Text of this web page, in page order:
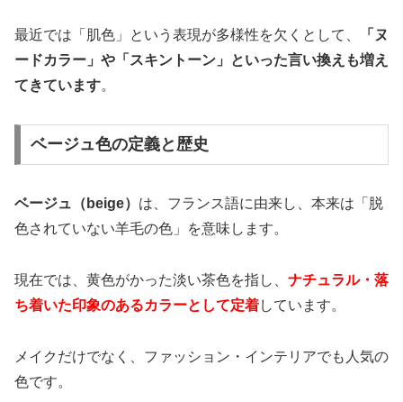
最近では「肌色」という表現が多様性を欠くとして、
「ヌ
ードカラー」や「スキントーン」といった言い換えも増え
てきています。
ベージュ色の定義と歴史
ベージュ（beige） は、フランス語に由来し、本来は「脱
色されていない羊毛の色」を意味します。
現在では、黄色がかった淡い茶色を指し、 ナチュラル・落
ち着いた印象のあるカラーとして定着しています。
メイクだけでなく、ファッション・インテリアでも人気の
色です。